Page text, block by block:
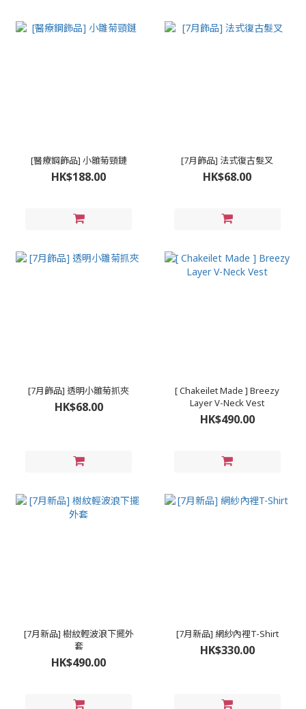
[醫療鋼飾品] 小雛菊頸鏈
HK$188.00
[7月飾品] 法式復古髮叉
HK$68.00
[7月飾品] 透明小雛菊抓夾
HK$68.00
[ Chakeilet Made ] Breezy
Layer V-Neck Vest
HK$490.00
[7月新品] 樹紋輕波浪下擺外
套
HK$490.00
[7月新品] 網紗內裡T-Shirt
HK$330.00